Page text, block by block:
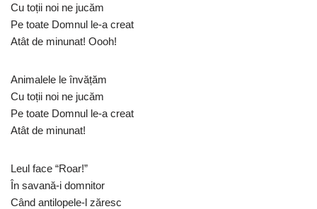
Cu toții noi ne jucăm
Pe toate Domnul le-a creat
Atât de minunat! Oooh!
Animalele le învățăm
Cu toții noi ne jucăm
Pe toate Domnul le-a creat
Atât de minunat!
Leul face “Roar!”
În savană-i domnitor
Când antilopele-l zăresc